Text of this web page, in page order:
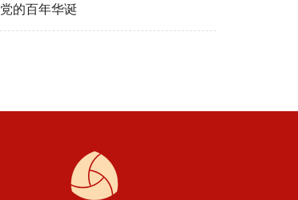
党的百年华诞